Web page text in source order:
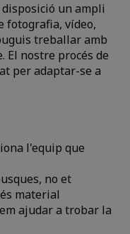
disposició un ampli
fotografia, vídeo,
treballar amb
El nostre procés de
per adaptar-se a
l'equip que
no et
material
ajudar a trobar la